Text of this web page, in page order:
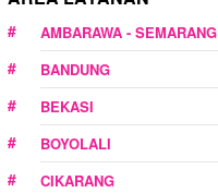
AMBARAWA - SEMARANG
BANDUNG
BEKASI
BOYOLALI
CIKARANG